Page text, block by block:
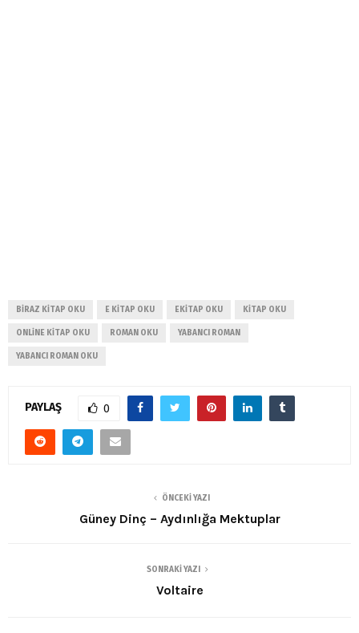
BIRAZ KITAP OKU E KITAP OKU EKITAP OKU KITAP OKU
ONLINE KITAP OKU ROMAN OKU YABANCI ROMAN
YABANCI ROMAN OKU
PAYLAŞ 0
ÖNCEKI YAZI
Güney Dinç – Aydınlığa Mektuplar
SONRAKI YAZI
Voltaire